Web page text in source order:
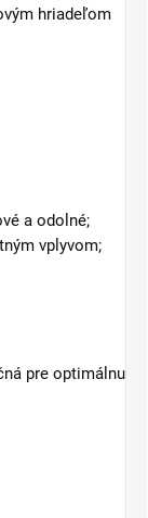
hriadeľom
a odolné;
vplyvom;
pre optimálnu